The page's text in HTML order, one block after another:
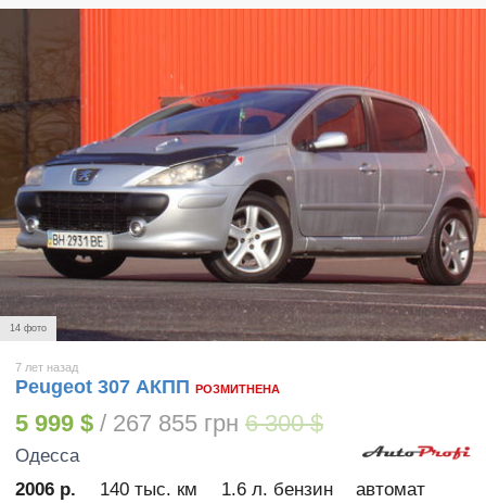
14 фото
7 лет назад
Peugeot 307 АКПП РОЗМИТНЕНА
5 999 $ / 267 855 грн 6 300 $
Одесса
2006 р.
140 тыс. км 1.6 л. бензин автомат